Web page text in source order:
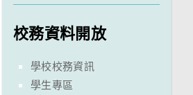
校務資料開放
學校校務資訊
學生專區